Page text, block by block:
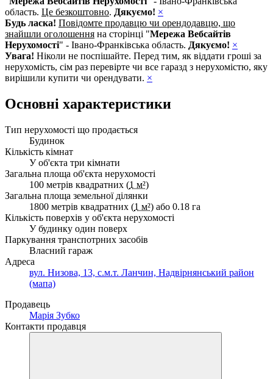
область. Це безкоштовно. Дякуємо! ×
Будь ласка! Повідомте продавцю чи орендодавцю, що
знайшли оголошення на сторінці "Мережа Вебсайтів
Нерухомості" - Івано-Франківська область. Дякуємо! ×
Увага! Ніколи не поспішайте. Перед тим, як віддати гроші за
нерухомість, сім раз перевірте чи все гаразд з нерухомістю, яку
вирішили купити чи орендувати. ×
Основні характеристики
Тип нерухомості що продається
Будинок
Кількість кімнат
У об'єкта три кімнати
Загальна площа об'єкта нерухомості
100 метрів квадратних (1 м²)
Загальна площа земельної ділянки
1800 метрів квадратних (1 м²) або 0.18 га
Кількість поверхів у об'єкта нерухомості
У будинку один поверх
Паркування транспотрних засобів
Власний гараж
Адреса
вул. Низова, 13, с.м.т. Ланчин, Надвірнянський район
(мапа)
Продавець
Марія Зубко
Контакти продавця